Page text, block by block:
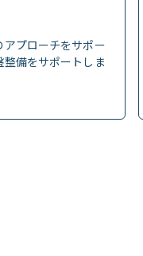
プローチをサポー
整備をサポートしま